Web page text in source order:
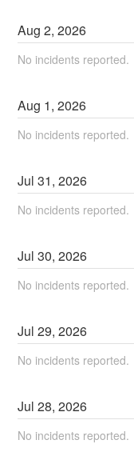
Aug2,2026
No incidents reported.
Aug 1,2026
No incidents reported.
Jul31,2026
No incidents reported.
Jul30,2026
No incidents reported.
Jul29,2026
No incidents reported.
Jul28,2026
No incidents reported.